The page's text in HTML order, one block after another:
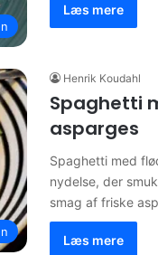
Læs mere
Henrik Koudahl
Spaghetti
asparges
Spaghetti med
nydelse, der
smag af friske
Læs mere